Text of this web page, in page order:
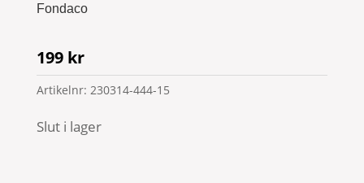
Fondaco
199 kr
Artikelnr: 230314-444-15
Slut i lager